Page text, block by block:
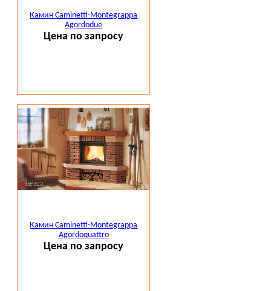
Камин Caminetti-Montegrappa
Agordodue
Цена по запросу
Камин Caminetti-Montegrappa
Agordoquattro
Цена по запросу